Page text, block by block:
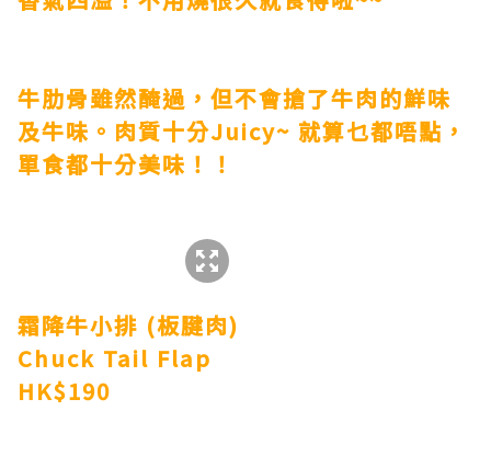
牛肋骨雖然醃過，但不會搶了牛肉的鮮味
及牛味。肉質十分Juicy~ 就算乜都唔點，
單食都十分美味！！
霜降牛小排 (板腱肉)
Chuck Tail Flap
HK$190